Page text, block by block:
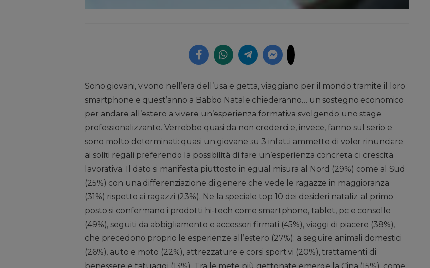
Sono giovani, vivono nell’era dell’usa e getta, viaggiano per il mondo tramite il loro
smartphone e quest’anno a Babbo Natale chiederanno… un sostegno economico
per andare all’estero a vivere un’esperienza formativa svolgendo uno stage
professionalizzante. Verrebbe quasi da non crederci e, invece, fanno sul serio e
sono molto determinati: quasi un giovane su 3 infatti ammette di voler rinunciare
ai soliti regali preferendo la possibilità di fare un’esperienza concreta di crescita
lavorativa. Il dato si manifesta piuttosto in egual misura al Nord (29%) come al Sud
(25%) con una differenziazione di genere che vede le ragazze in maggioranza
(31%) rispetto ai ragazzi (23%). Nella speciale top 10 dei desideri natalizi al primo
posto si confermano i prodotti hi-tech come smartphone, tablet, pc e consolle
(49%), seguiti da abbigliamento e accessori firmati (45%), viaggi di piacere (38%),
che precedono proprio le esperienze all’estero (27%); a seguire animali domestici
(26%), auto e moto (22%), attrezzature e corsi sportivi (20%), trattamenti di
benessere e tatuaggi (13%). Tra le mete più gettonate emerge la Cina (15%), come